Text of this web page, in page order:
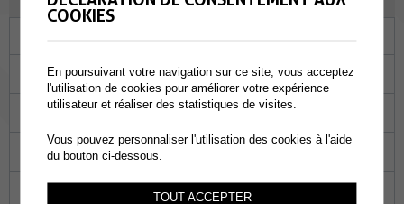
31 01 02 03 04
07 08 09 10
14 15
22 23 24
COOKIES
En poursuivant votre navigation sur ce site, vous acceptez
l'utilisation de cookies pour améliorer votre expérience
utilisateur et réaliser des statistiques de visites.
Vous pouvez personnaliser l'utilisation des cookies à l'aide
du bouton ci-dessous.
TOUT ACCEPTER